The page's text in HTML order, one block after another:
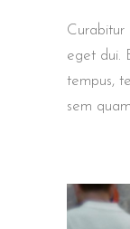
Curabitur
eget dui.
tempus,
sem